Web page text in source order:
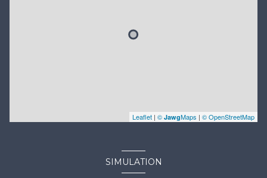
Leaflet | © JawgMaps | © OpenStreetMap
SIMULATION